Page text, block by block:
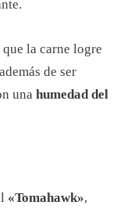
que la carne logre
de ser
una humedad del
«Tomahawk»,